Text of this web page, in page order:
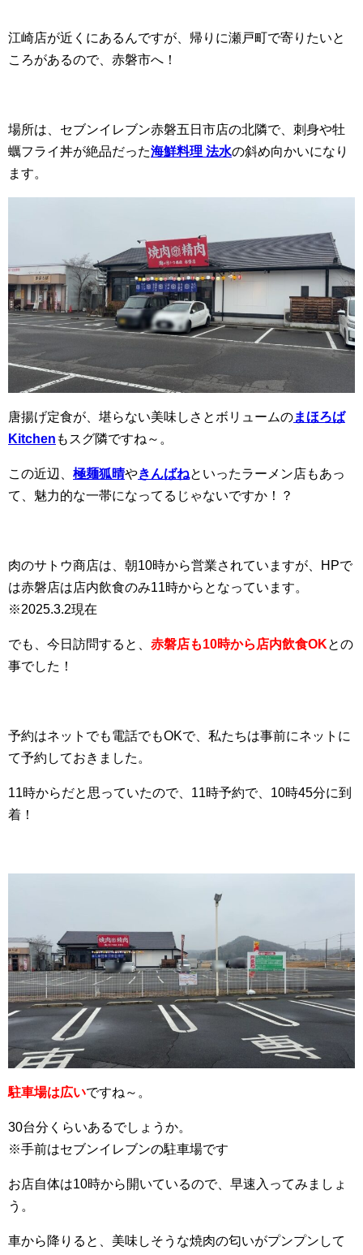
江崎店が近くにあるんですが、帰りに瀬戸町で寄りたいと
ころがあるので、赤磐市へ！
場所は、セブンイレブン赤磐五日市店の北隣で、刺身や牡
蠣フライ丼が絶品だった海鮮料理 法水の斜め向かいになり
ます。
唐揚げ定食が、堪らない美味しさとボリュームのまほろば
Kitchen もスグ隣ですね～。
この近辺、 極麺狐晴やきんばねといったラーメン店もあっ
て、魅力的な一帯になってるじゃないですか！？
肉のサトウ商店は、朝10時から営業されていますが、HPで
は赤磐店は店内飲食のみ11時からとなっています。
※2025.3.2現在
でも、今日訪問すると、 赤磐店も10時から店内飲食OK との
事でした！
予約はネットでも電話でもOKで、私たちは事前にネットに
て予約しておきました。
11時からだと思っていたので、11時予約で、10時45分に到
着！
駐車場は広いですね～。
30台分くらいあるでしょうか。
※手前はセブンイレブンの駐車場です
お店自体は10時から開いているので、早速入ってみましょ
う。
車から降りると、美味しそうな焼肉の匂いがプンプンして